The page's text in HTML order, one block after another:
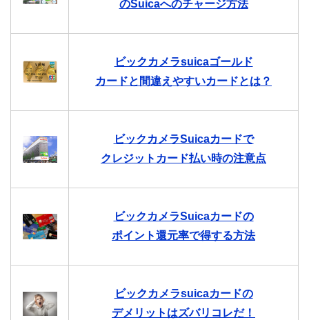
のSuicaへのチャージ方法
ビックカメラsuicaゴールド
カードと間違えやすいカードとは？
ビックカメラSuicaカードで
クレジットカード払い時の注意点
ビックカメラSuicaカードの
ポイント還元率で得する方法
ビックカメラsuicaカードの
デメリットはズバリコレだ！